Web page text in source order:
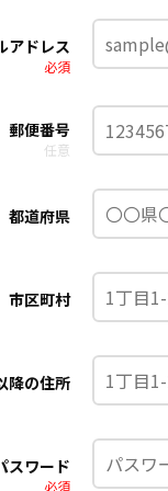
アドレス
必須
郵便番号
任意
都道府県
市区町村
降の住所
スワード
必須